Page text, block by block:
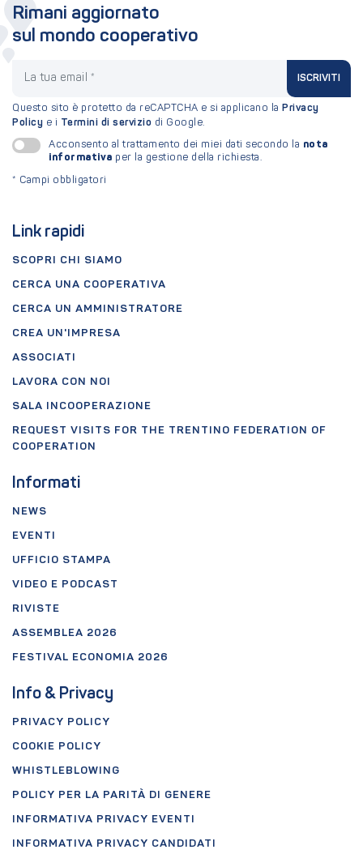
Link rapidi
SCOPRI CHI SIAMO
CERCA UNA COOPERATIVA
CERCA UN AMMINISTRATORE
CREA UN'IMPRESA
ASSOCIATI
LAVORA CON NOI
SALA INCOOPERAZIONE
REQUEST VISITS FOR THE TRENTINO FEDERATION OF
COOPERATION
Informati
NEWS
EVENTI
UFFICIO STAMPA
VIDEO E PODCAST
RIVISTE
ASSEMBLEA 2026
FESTIVAL ECONOMIA 2026
Info & Privacy
PRIVACY POLICY
COOKIE POLICY
WHISTLEBLOWING
POLICY PER LA PARITÀ DI GENERE
INFORMATIVA PRIVACY EVENTI
INFORMATIVA PRIVACY CANDIDATI
Rimani aggiornato
sul mondo cooperativo
ISCRIVITI
Questo sito è protetto da reCAPTCHA e si applicano la Privacy
Policy e i Termini di servizio di Google.
Acconsento al trattamento dei miei dati secondo la nota
informativa per la gestione della richiesta.
* Campi obbligatori